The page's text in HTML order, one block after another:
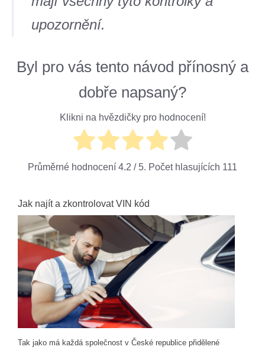
upozornění.
Byl pro vás tento návod přínosný a
dobře napsaný?
Klikni na hvězdičky pro hodnocení!
Průměrné hodnocení 4.2 / 5. Počet hlasujících 111
Jak najít a zkontrolovat VIN kód
Tak jako má každá společnost v České republice přidělené